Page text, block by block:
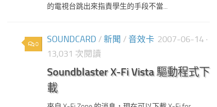
的電視台跳出來指責學生的手段不當...
0 SOUNDCARD / 新聞 / 音效卡 2007-06-14 ·
13,031 次閱讀
Soundblaster X-Fi Vista 驅動程式下
載